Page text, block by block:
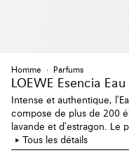
Homme Parfums
LOEWE Esencia
Intense et authentique,
compose de plus de 200
lavande et d'estragon. Le
verre opaque dans une
Tous les détails